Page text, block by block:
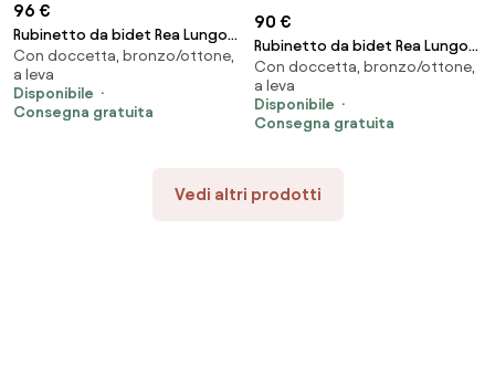
96 €
Rubinetto da bidet Rea Lungo
Gold Brush
Con doccetta, bronzo/ottone,
a leva
Disponibile
Consegna gratuita
90 €
Rubinetto da bidet Rea Lungo
Gold
Con doccetta, bronzo/ottone,
a leva
Disponibile
Consegna gratuita
Vedi altri prodotti